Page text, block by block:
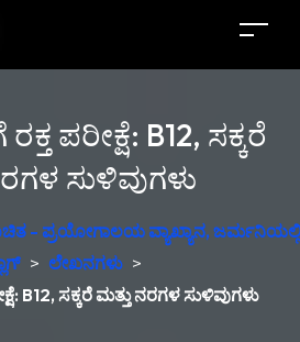
ಪರೀಕ್ಷೆ: B12, ಸಕ್ಕರೆ
ಸುಳಿವುಗಳು
ಉಚಿತ - ಪ್ರಯೋಗಾಲಯ ವ್ಯಾಖ್ಯಾನ,
> ಲೇಖನಗಳು >
B12, ಸಕ್ಕರೆ ಮತ್ತು ನರಗಳ ಸುಳಿವುಗಳು